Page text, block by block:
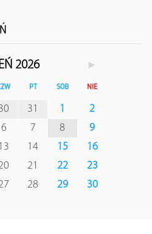
2026 ►
PT SOB NIE
31 1
2
6 7 8
9
13 14 15
16
21 22
23
28 29 30